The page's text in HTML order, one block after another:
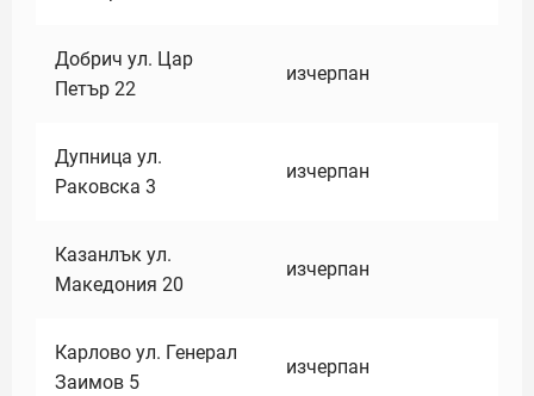
Добрич ул. Цар
Петър 22
изчерпан
Дупница ул.
Раковска 3
изчерпан
Казанлък ул.
Македония 20
изчерпан
Карлово ул. Генерал
Заимов 5
изчерпан